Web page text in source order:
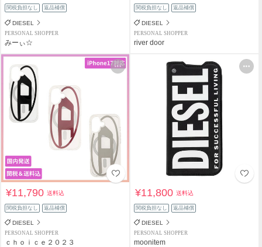
関税負担なし 返品補償
DIESEL
PERSONAL SHOPPER
みーぃ☆
関税負担なし 返品補償
DIESEL
PERSONAL SHOPPER
river door
¥11,790送料込
関税負担なし 返品補償
DIESEL
PERSONAL SHOPPER
ｃｈｏｉｃｅ２０２３
¥11,800送料込
関税負担なし 返品補償
DIESEL
PERSONAL SHOPPER
moonitem